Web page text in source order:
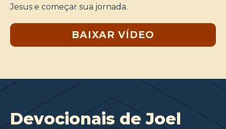
Jesus e começar sua jornada.
BAIXAR VÍDEO
Devocionais de Joel